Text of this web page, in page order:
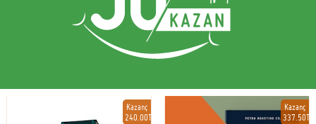
Kazanç
240.00TL
Kazanç
337.50TL